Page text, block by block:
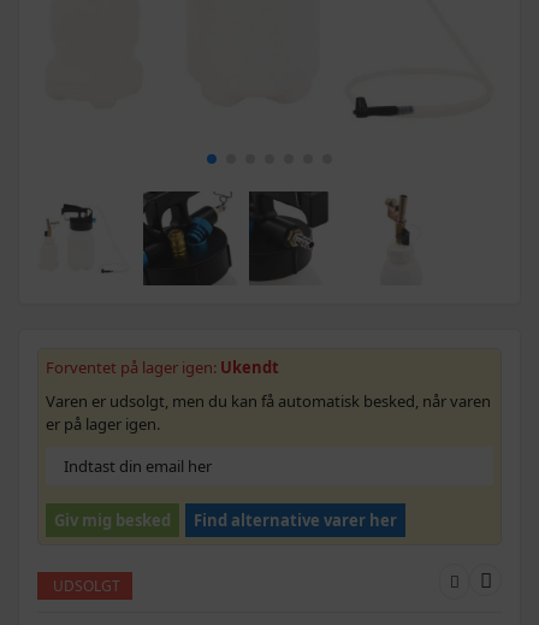
Forventet på lager igen: Ukendt
Varen er udsolgt, men du kan få automatisk besked, når varen
er på lager igen.
Giv mig besked Find alternative varer her
UDSOLGT